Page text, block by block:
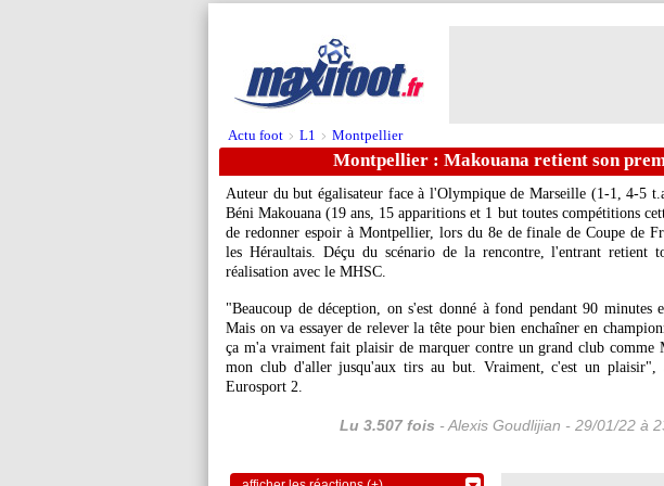
Actu foot > L1 > Montpellier
Montpellier : Makouana retient son
Auteur du but égalisateur face à l'Olympique de Marseille (1-1, 4-5
Béni Makouana (19 ans, 15 apparitions et 1 but toutes compétitions
de redonner espoir à Montpellier, lors du 8e de finale de Coupe de
les Héraultais. Déçu du scénario de la rencontre, l'entrant retient
réalisation avec le MHSC.
"Beaucoup de déception, on s'est donné à fond pendant 90
Mais on va essayer de relever la tête pour bien enchaîner en
ça m'a vraiment fait plaisir de marquer contre un grand club comme
mon club d'aller jusqu'aux tirs au but. Vraiment, c'est un plaisir",
Eurosport 2.
Lu 3.507 fois - Alexis Goudlijian - 29/01/22 à